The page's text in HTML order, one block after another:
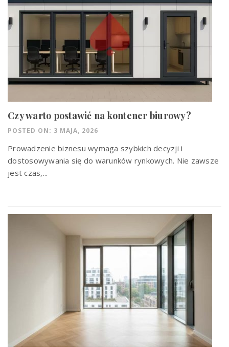
Czy warto postawić na kontener biurowy?
POSTED ON: 3 MAJA, 2026
Prowadzenie biznesu wymaga szybkich decyzji i
dostosowywania się do warunków rynkowych. Nie zawsze
jest czas,...